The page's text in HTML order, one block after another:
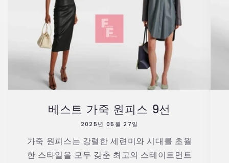
베스트 가죽 원피스 9선
2025년 05월 27일
가죽 원피스는 강렬한 세련미와 시대를 초월
한 스타일을 모두 갖춘 최고의 스테이트먼트